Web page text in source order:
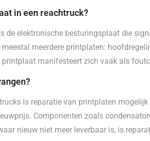
in een reachtruck?
de elektronische besturingsplaat die
meerdere printplaten:
printplaat manifesteert zich vaak als
is reparatie van printplaten
Componenten zoals
nieuw niet meer leverbaar is, is